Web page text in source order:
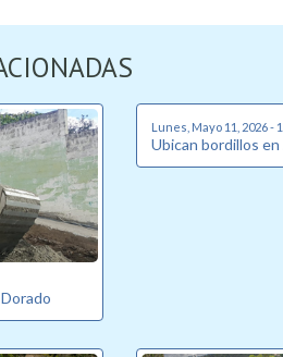
Lunes, Mayo 11, 2026 -
Ubican bordillos